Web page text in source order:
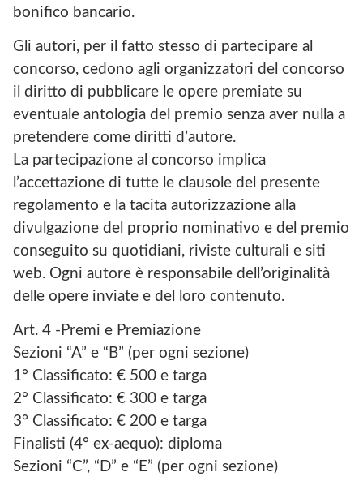
bonifico bancario.
Gli autori, per il fatto stesso di partecipare al
concorso, cedono agli organizzatori del concorso
il diritto di pubblicare le opere premiate su
eventuale antologia del premio senza aver nulla a
pretendere come diritti d’autore.
La partecipazione al concorso implica
l’accettazione di tutte le clausole del presente
regolamento e la tacita autorizzazione alla
divulgazione del proprio nominativo e del premio
conseguito su quotidiani, riviste culturali e siti
web. Ogni autore è responsabile dell’originalità
delle opere inviate e del loro contenuto.
Art. 4 -Premi e Premiazione
Sezioni “A” e “B” (per ogni sezione)
1° Classificato: € 500 e targa
2° Classificato: € 300 e targa
3° Classificato: € 200 e targa
Finalisti (4° ex-aequo): diploma
Sezioni “C”, “D” e “E” (per ogni sezione)